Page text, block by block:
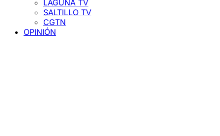
LAGUNA TV
SALTILLO TV
CGTN
OPINIÓN